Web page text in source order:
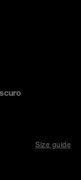
Size guide